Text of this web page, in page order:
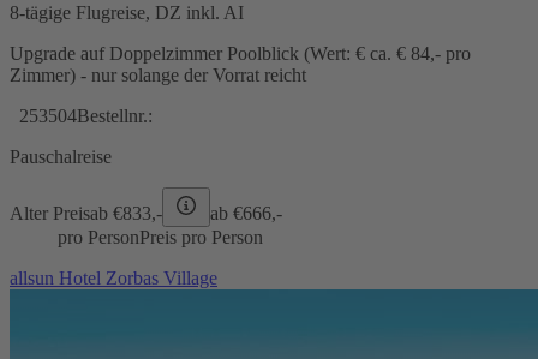
8-tägige Flugreise, DZ inkl. AI
Upgrade auf Doppelzimmer Poolblick (Wert: € ca. € 84,- pro
Zimmer) - nur solange der Vorrat reicht
253504Bestellnr.:
Pauschalreise
Alter Preisab €833,- ab €666,-
pro PersonPreis pro Person
allsun Hotel Zorbas Village